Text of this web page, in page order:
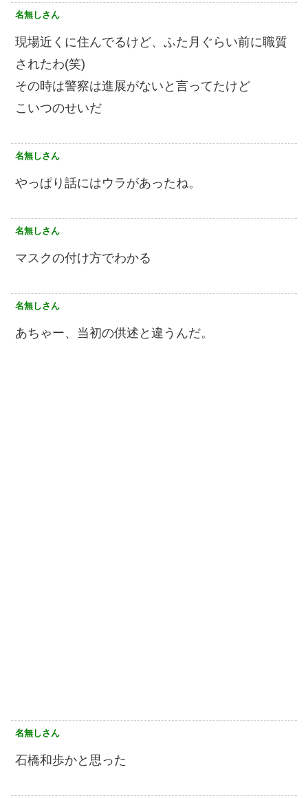
名無しさん
現場近くに住んでるけど、ふた月ぐらい前に職質
されたわ(笑)
その時は警察は進展がないと言ってたけど
こいつのせいだ
名無しさん
やっぱり話にはウラがあったね。
名無しさん
マスクの付け方でわかる
名無しさん
あちゃー、当初の供述と違うんだ。
名無しさん
石橋和歩かと思った